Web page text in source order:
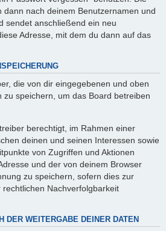
dann nach deinem Benutzernamen und
sendet anschließend ein neu
Adresse, mit dem du dann auf das
die von dir eingegebenen und oben
zu speichern, um das Board betreiben
berechtigt, im Rahmen einer
deinen und seinen Interessen sowie
von Zugriffen und Aktionen
und der von deinem Browser
zu speichern, sofern dies zur
Nachverfolgbarkeit
DER WEITERGABE DEINER DATEN